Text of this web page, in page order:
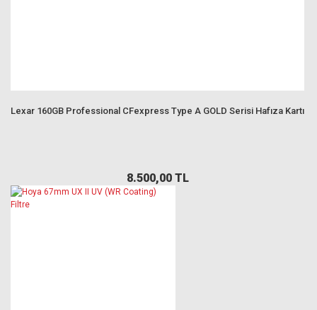
Lexar 160GB Professional CFexpress Type A GOLD Serisi Hafıza Kartı
8.500,00 TL